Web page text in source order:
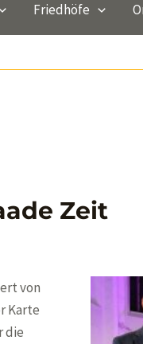
Friedhöfe
Zeit
von
Karte
die